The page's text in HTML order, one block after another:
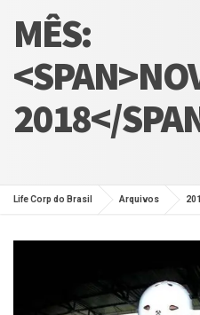
MÊS:
2018</
Life Corp do Brasil Arquivos